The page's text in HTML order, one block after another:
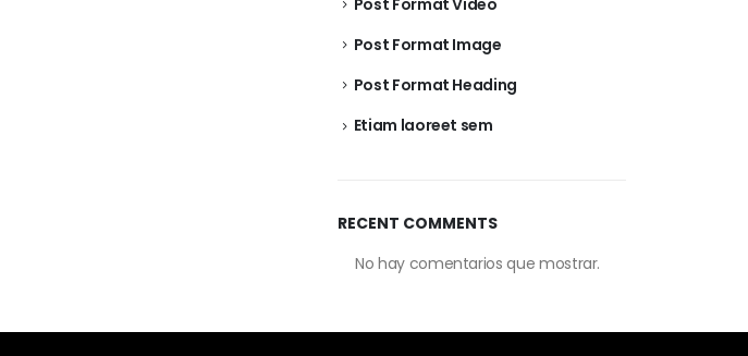
Post Format Video
Post Format Image
Post Format Heading
Etiam laoreet sem
RECENT COMMENTS
No hay comentarios que mostrar.